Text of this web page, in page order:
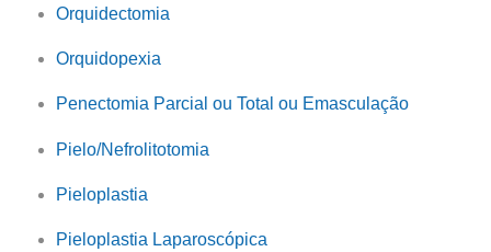
Orquidectomia
Orquidopexia
Penectomia Parcial ou Total ou Emasculação
Pielo/Nefrolitotomia
Pieloplastia
Pieloplastia Laparoscópica